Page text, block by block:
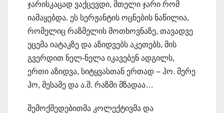
ჯარისკაცად ვაქცევდი, მთელი ჯარი რომ
იამაყებდა. ეს სერჟანტის ოცნების ნაწილია,
რომელიც რაზმელის მოთხოვნაზე, თავადვე
ეცემა იატაკზე და აზიდვებს აკეთებს, მის
გვერდით ნელ-ნელა იკავებენ ადგილს,
ერთი აზიდვა, სიტყვასთან ერთად – ჰო. მერე
ჰო, მესამე და ა.შ. რაზმი მზადაა…
შემოქმედებითმა კოლექტივმა და